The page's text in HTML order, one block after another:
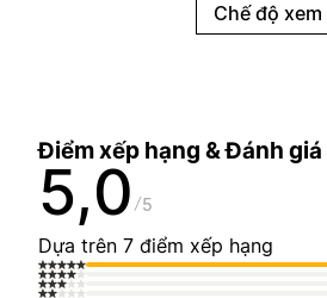
Chế độ xem
Điểm xếp hạng & Đánh giá
5,0 5
Dựa trên 7 điểm xếp hạng